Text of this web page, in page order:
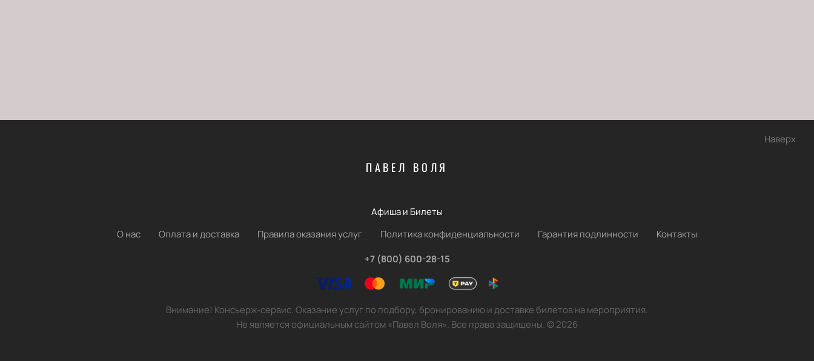
Наверх
ПАВЕЛ ВОЛЯ
Афиша и Билеты
О нас
Оплата и доставка Правила оказания услуг Политика конфиденциальности Гарантия подлинности
Контакты
+7 (800) 600-28-15
Внимание! Консьерж-сервис. Оказание услуг по подбору, бронированию и доставке билетов на мероприятия.
Не является официальным сайтом «Павел Воля». Все права защищены.©2026